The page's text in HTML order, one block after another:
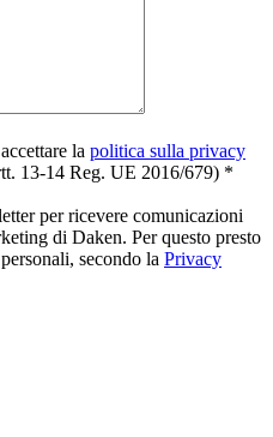
la politica sulla privacy
13-14 Reg. UE 2016/679) *
per ricevere comunicazioni
di Daken. Per questo presto
secondo la Privacy